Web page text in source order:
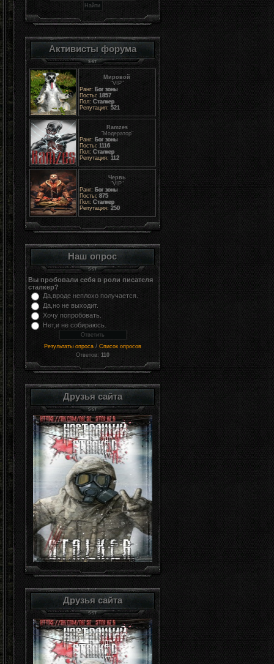
Активисты форума
Мировой
"VIP"
Ранг: Бог зоны
Посты: 1857
Пол: Сталкер
Репутация: 521
Ramzes
"Модератор"
Ранг: Бог зоны
Посты: 1116
Пол: Сталкер
Репутация: 112
Червь
"VIP"
Ранг: Бог зоны
Посты: 875
Пол: Сталкер
Репутация: 250
Наш опрос
Вы пробовали себя в роли писателя
сталкер?
Да,вроде неплохо получается.
Да,но не выходит.
Хочу попробовать.
Нет,и не собираюсь.
Результаты опроса / Список опросов
Ответов: 110
Друзья сайта
Друзья сайта